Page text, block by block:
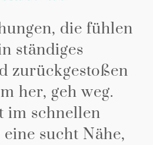
die fühlen
ständiges
zurückgestoßen
her, geh weg.
im schnellen
sucht Nähe,